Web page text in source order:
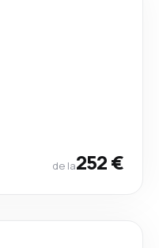
de la252 €